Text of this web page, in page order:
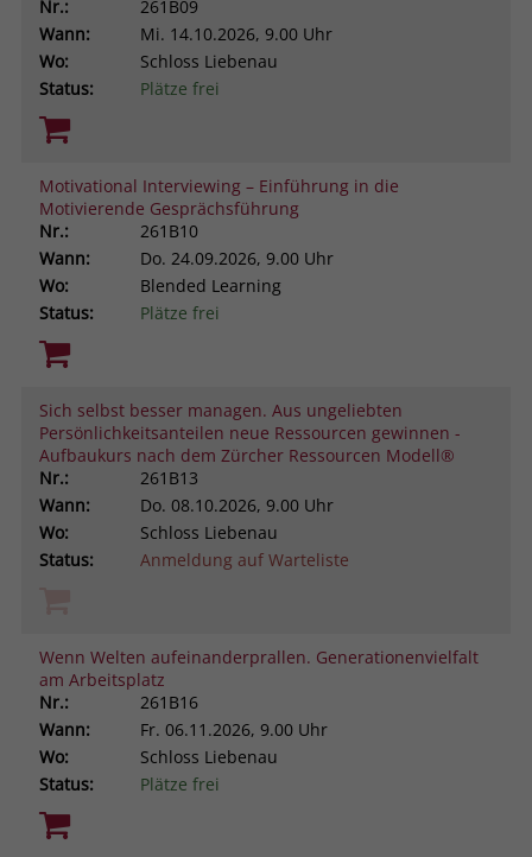
Nr.:
261B09
Wann:
Mi. 14.10.2026, 9.00 Uhr
Wo:
Schloss Liebenau
Status:
Plätze frei
Motivational Interviewing – Einführung in die
Motivierende Gesprächsführung
Nr.:
261B10
Wann:
Do. 24.09.2026, 9.00 Uhr
Wo:
Blended Learning
Status:
Plätze frei
Sich selbst besser managen. Aus ungeliebten
Persönlichkeitsanteilen neue Ressourcen gewinnen -
Aufbaukurs nach dem Zürcher Ressourcen Modell®
Nr.:
261B13
Wann:
Do. 08.10.2026, 9.00 Uhr
Wo:
Schloss Liebenau
Status:
Anmeldung auf Warteliste
Wenn Welten aufeinanderprallen. Generationenvielfalt
am Arbeitsplatz
Nr.:
261B16
Wann:
Fr. 06.11.2026, 9.00 Uhr
Wo:
Schloss Liebenau
Status:
Plätze frei